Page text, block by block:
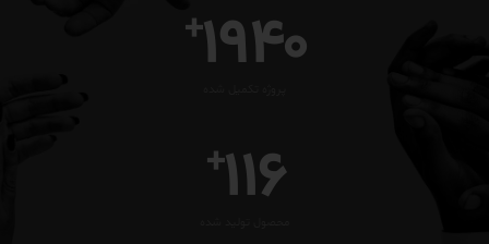
2000
+
120
+